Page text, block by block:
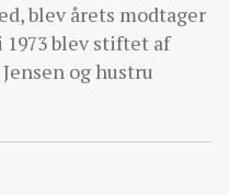
blev årets modtager
1973 blev stiftet af
og hustru